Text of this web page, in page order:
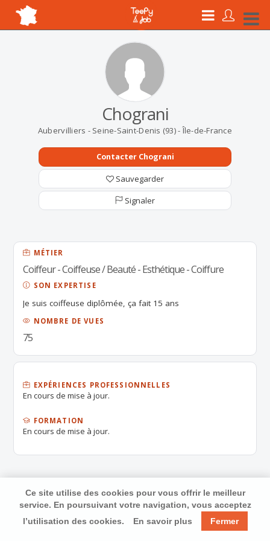
Chograni
Aubervilliers - Seine-Saint-Denis (93) - Île-de-France
Contacter Chograni
Sauvegarder
Signaler
MÉTIER
Coiffeur - Coiffeuse / Beauté - Esthétique - Coiffure
SON EXPERTISE
Je suis coiffeuse diplômée, ça fait 15 ans
NOMBRE DE VUES
75
EXPÉRIENCES PROFESSIONNELLES
En cours de mise à jour.
FORMATION
En cours de mise à jour.
Ce site utilise des cookies pour vous offrir le meilleur
service. En poursuivant votre navigation, vous acceptez
l’utilisation des cookies.
En savoir plus Fermer